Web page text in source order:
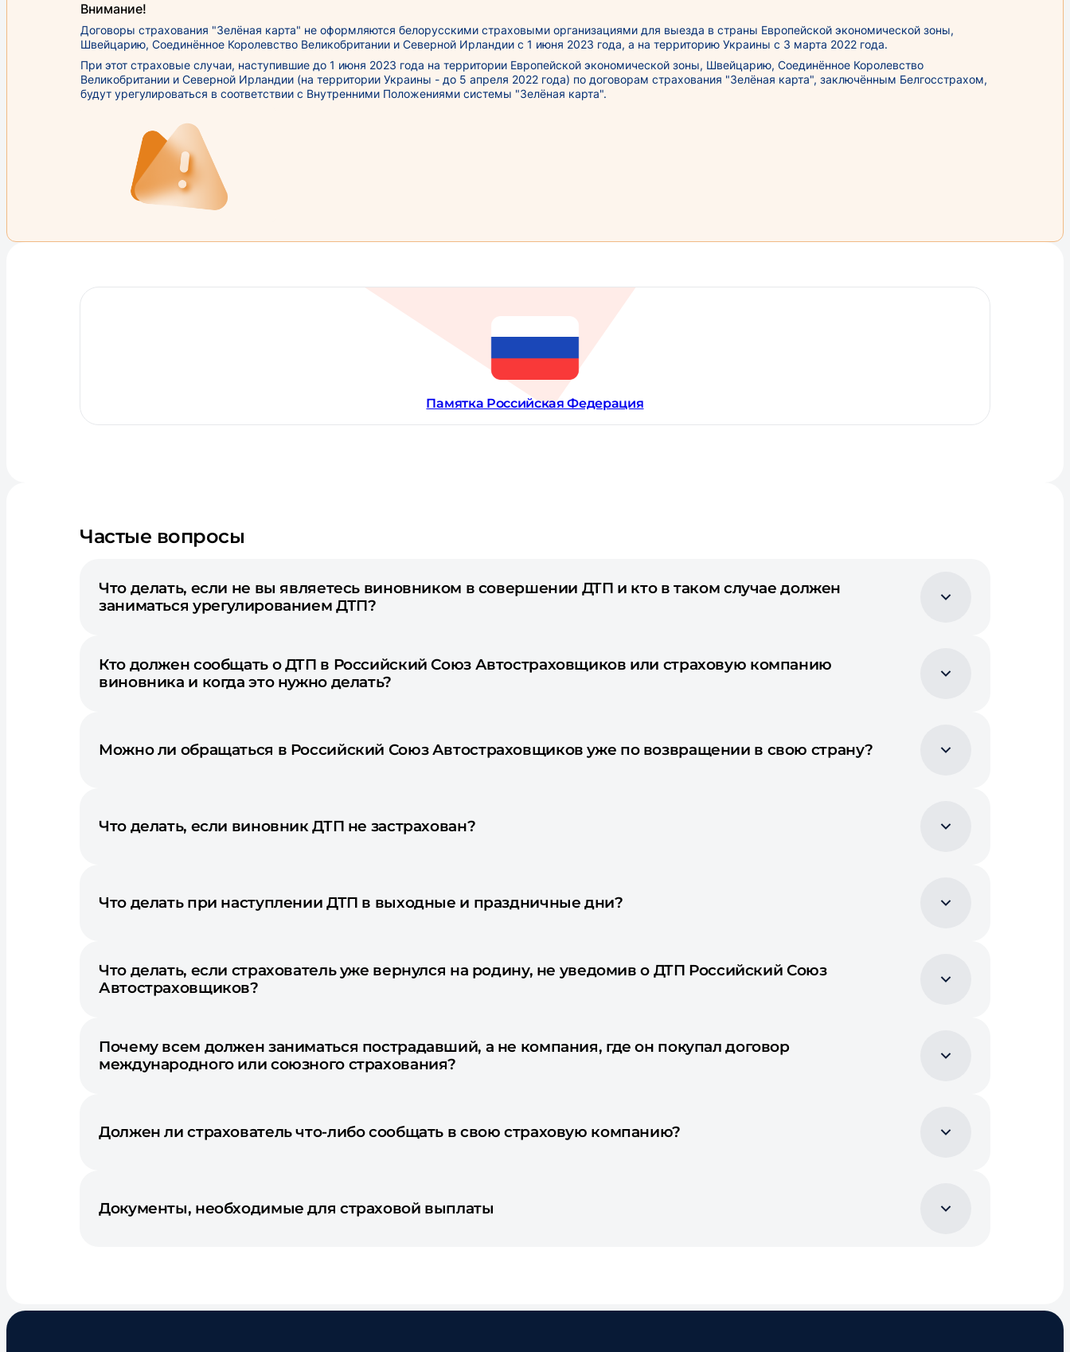
Внимание!
Договоры страхования "Зелёная карта" не оформляются белорусскими страховыми организациями для выезда в страны Европейской экономической зоны,
Швейцарию, Соединённое Королевство Великобритании и Северной Ирландии с 1 июня 2023 года, а на территорию Украины с 3 марта 2022 года.
При этот страховые случаи, наступившие до 1 июня 2023 года на территории Европейской экономической зоны, Швейцарию, Соединённое Королевство
Великобритании и Северной Ирландии (на территории Украины - до 5 апреля 2022 года) по договорам страхования "Зелёная карта", заключённым Белгосстрахом,
будут урегулироваться в соответствии с Внутренними Положениями системы "Зелёная карта".
Памятка Российская Федерация
Частые вопросы
Что делать, если не вы являетесь виновником в совершении ДТП и кто в таком случае должен
заниматься урегулированием ДТП?
Кто должен сообщать о ДТП в Российский Союз Автостраховщиков или страховую компанию
виновника и когда это нужно делать?
Можно ли обращаться в Российский Союз Автостраховщиков уже по возвращении в свою страну?
Что делать, если виновник ДТП не застрахован?
Что делать при наступлении ДТП в выходные и праздничные дни?
Что делать, если страхователь уже вернулся на родину, не уведомив о ДТП Российский Союз
Автостраховщиков?
Почему всем должен заниматься пострадавший, а не компания, где он покупал договор
международного или союзного страхования?
Должен ли страхователь что-либо сообщать в свою страховую компанию?
Документы, необходимые для страховой выплаты